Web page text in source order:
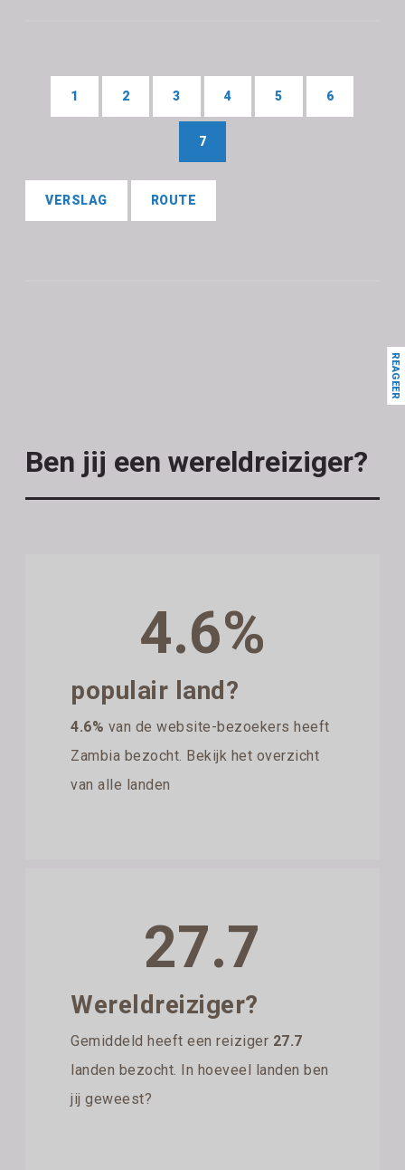
1 2 3 4 5 6
7
VERSLAG ROUTE
Ben jij een wereldreiziger?
4.6%
populair land?
4.6% van de website-bezoekers heeft
Zambia bezocht. Bekijk het overzicht
van alle landen
27.7
Wereldreiziger?
Gemiddeld heeft een reiziger 27.7
landen bezocht. In hoeveel landen ben
jij geweest?
REAGEER